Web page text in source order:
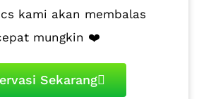
kami akan membalas
mungkin ❤️
Sekarang